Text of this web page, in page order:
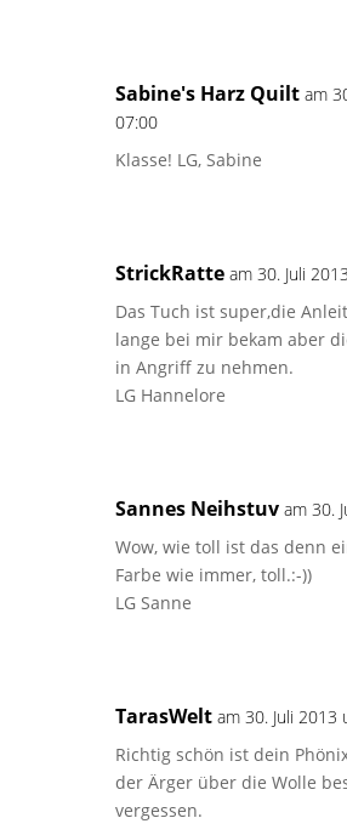
Sabine's Harz Quilt am
07:00
Klasse! LG, Sabine
StrickRatte am 30. Juli
Das Tuch ist super,die
lange bei mir bekam aber
in Angriff zu nehmen.
LG Hannelore
Sannes Neihstuv am 30.
Wow, wie toll ist das denn
Farbe wie immer, toll.:-))
LG Sanne
TarasWelt am 30. Juli 2013
Richtig schön ist dein
der Ärger über die Wolle
vergessen.